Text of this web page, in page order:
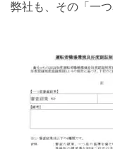
弊社も、その「一